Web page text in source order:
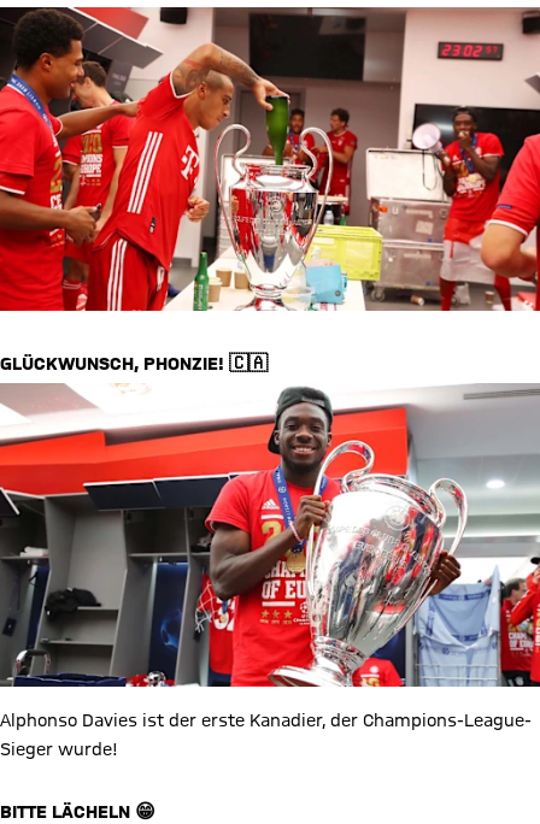
GLÜCKWUNSCH, PHONZIE! 🇨🇦
Alphonso Davies ist der erste Kanadier, der Champions-League-
Sieger wurde!
BITTE LÄCHELN 😁